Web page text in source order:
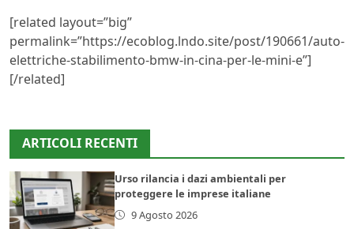
[related layout=”big”
permalink=”https://ecoblog.lndo.site/post/190661/auto-
elettriche-stabilimento-bmw-in-cina-per-le-mini-e”]
[/related]
ARTICOLI RECENTI
Urso rilancia i dazi ambientali per
proteggere le imprese italiane
9 Agosto 2026